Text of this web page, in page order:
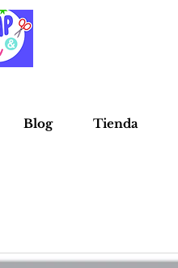
Blog Tienda